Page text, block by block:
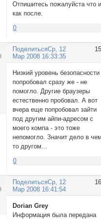
Отпишитесь пожалуйста что
как после.
0
Поделиться 15
Ср, 12
Мар 2008 16:33:35
Низкий уровень безопасности
попробовал сразу же - не
помогло. Другие браузеры
естественно пробовал. А вот
вчера еще попробовал зайти
под другим айпи-адресом с
моего компа - это тоже
непомогло. Значит дело в
то другом...
0
Поделиться 16
Ср, 12
Мар 2008 16:41:54
Dorian Grey
Информация была передана